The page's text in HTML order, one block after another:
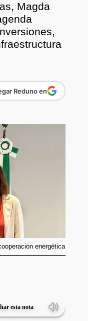
Magda
Reduno en
energética
esta nota